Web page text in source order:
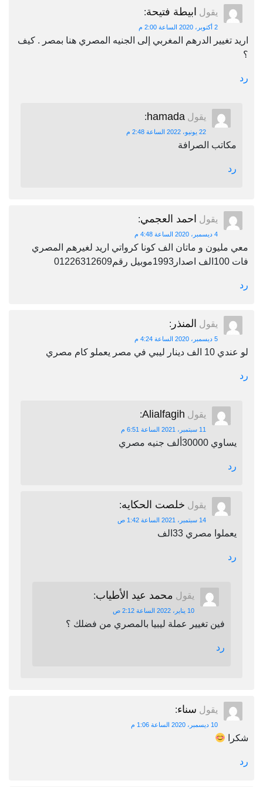
يقول ابيطة فتيحة:
2 أكتوبر، 2020 الساعة 2:00 م
اريد تغيير الدرهم المغربي إلى الجنيه المصري هنا بمصر . كيف
؟
رد
يقول hamada
:
22 يونيو، 2022 الساعة 2:48 م
مكاتب الصرافة
رد
يقول احمد العجمي:
4 ديسمبر، 2020 الساعة 4:48 م
معي مليون و ماتان الف كونا كرواتي اريد لغيرهم المصري
فات 100الف اصدار1993موبيل رقم01226312609
رد
يقول المنذر :
5 ديسمبر، 2020 الساعة 4:24 م
لو عندي 10 الف دينار ليبي في مصر يعملو كام مصري
رد
يقول Alialfagih
:
11 سبتمبر، 2021 الساعة 6:51 م
يساوي 30000ألف جنيه مصري
رد
يقول خلصت الحكايه:
14 سبتمبر، 2021 الساعة 1:42 ص
يعملوا مصري 33الف
رد
يقول محمد عيد الأطياب:
10 يناير، 2022 الساعة 2:12 ص
فين تغيير عملة ليبيا بالمصري من فضلك ؟
رد
يقول سناء:
10 ديسمبر، 2020 الساعة 1:06 م
شكرا
رد